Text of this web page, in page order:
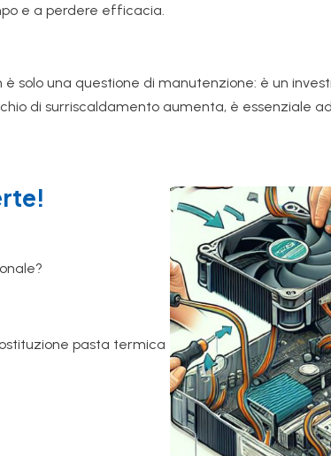
e a perdere efficacia.
una questione di manutenzione: è un
di surriscaldamento aumenta, è essenziale
pasta termica